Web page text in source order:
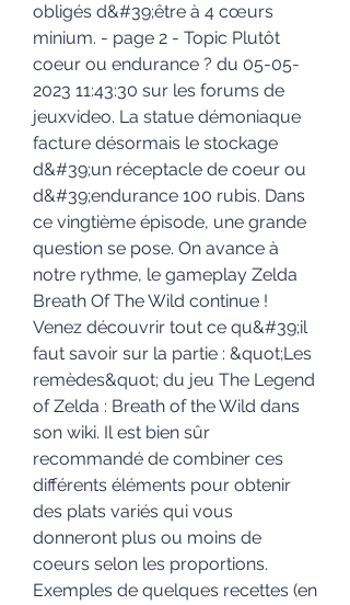
obligés d&#39;être à 4 cœurs
minium. - page 2 - Topic Plutôt
coeur ou endurance ? du 05-05-
2023 11:43:30 sur les forums de
jeuxvideo. La statue démoniaque
facture désormais le stockage
d&#39;un réceptacle de coeur ou
d&#39;endurance 100 rubis. Dans
ce vingtième épisode, une grande
question se pose. On avance à
notre rythme, le gameplay Zelda
Breath Of The Wild continue !
Venez découvrir tout ce qu&#39;il
faut savoir sur la partie : &quot;Les
remèdes&quot; du jeu The Legend
of Zelda : Breath of the Wild dans
son wiki. Il est bien sûr
recommandé de combiner ces
différents éléments pour obtenir
des plats variés qui vous
donneront plus ou moins de
coeurs selon les proportions.
Exemples de quelques recettes (en